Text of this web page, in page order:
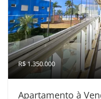
R$ 1.350.000
Apartamento à